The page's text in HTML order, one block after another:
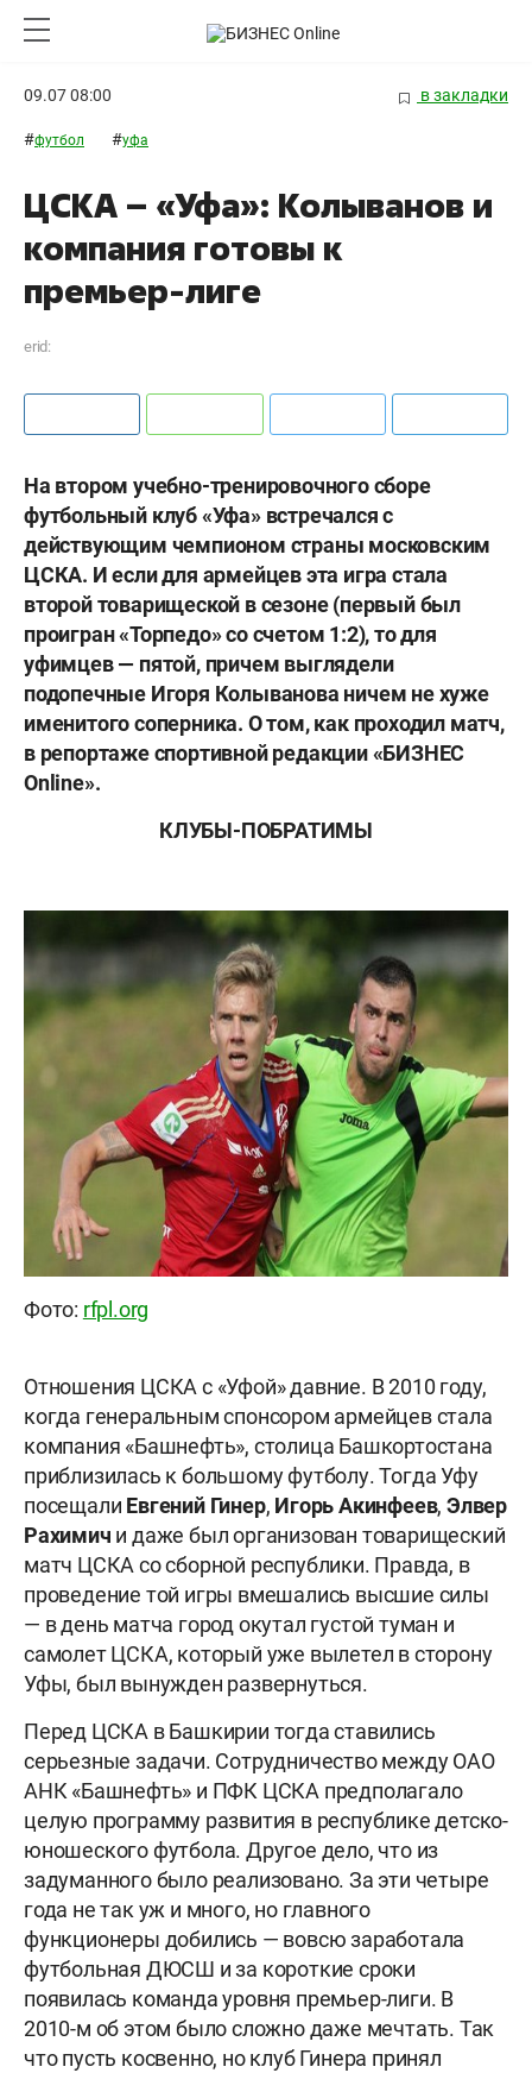
09.07 08:00 в закладки
#футбол #уфа
ЦСКА – «Уфа»: Колыванов и
компания готовы к
премьер-лиге
erid:
На втором учебно-тренировочного сборе
футбольный клуб «Уфа» встречался с
действующим чемпионом страны московским
ЦСКА. И если для армейцев эта игра стала
второй товарищеской в сезоне (первый был
проигран «Торпедо» со счетом 1:2), то для
уфимцев — пятой, причем выглядели
подопечные Игоря Колыванова ничем не хуже
именитого соперника. О том, как проходил матч,
в репортаже спортивной редакции «БИЗНЕС
Online».
КЛУБЫ-ПОБРАТИМЫ
Фото: rfpl.org
Отношения ЦСКА с «Уфой» давние. В 2010 году,
когда генеральным спонсором армейцев стала
компания «Башнефть», столица Башкортостана
приблизилась к большому футболу. Тогда Уфу
посещали Евгений Гинер, Игорь Акинфеев,Элвер
Рахимич и даже был организован товарищеский
матч ЦСКА со сборной республики. Правда, в
проведение той игры вмешались высшие силы
— в день матча город окутал густой туман и
самолет ЦСКА, который уже вылетел в сторону
Уфы, был вынужден развернуться.
Перед ЦСКА в Башкирии тогда ставились
серьезные задачи. Сотрудничество между ОАО
АНК «Башнефть» и ПФК ЦСКА предполагало
целую программу развития в республике детско-
юношеского футбола. Другое дело, что из
задуманного было реализовано. За эти четыре
года не так уж и много, но главного
функционеры добились — вовсю заработала
футбольная ДЮСШ и за короткие сроки
появилась команда уровня премьер-лиги. В
2010-м об этом было сложно даже мечтать. Так
что пусть косвенно, но клуб Гинера принял